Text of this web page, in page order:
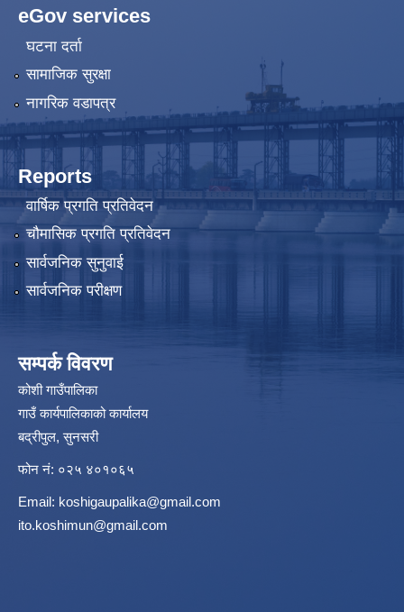
eGov services
घटना दर्ता
सामाजिक सुरक्षा
नागरिक वडापत्र
Reports
वार्षिक प्रगति प्रतिवेदन
चौमासिक प्रगति प्रतिवेदन
सार्वजनिक सुनुवाई
सार्वजनिक परीक्षण
सम्पर्क विवरण
कोशी गाउँपालिका
गाउँ कार्यपालिकाको कार्यालय
बद्रीपुल, सुनसरी
फोन नं: ०२५ ४०१०६५
Email: koshigaupalika@gmail.com
ito.koshimun@gmail.com